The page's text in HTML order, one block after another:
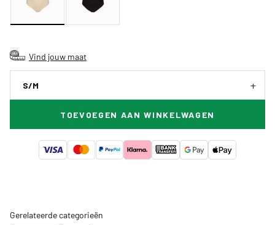
Vind jouw maat
S/M
TOEVOEGEN AAN WINKELWAGEN
Gerelateerde categorieën